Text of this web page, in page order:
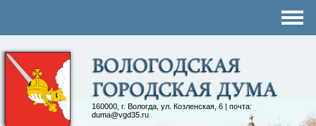
160000, г. Вологда, ул. Козленская, 6 | почта:
duma@vgd35.ru
Контакты
Депутатские объединения